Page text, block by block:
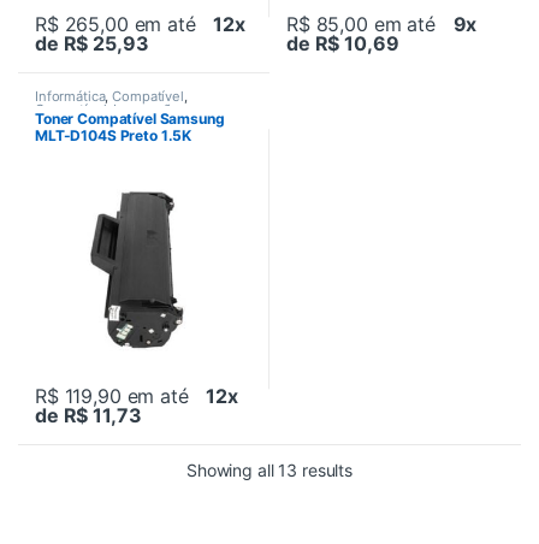
R$ 265,00 em até12x
de R$ 25,93
R$ 85,00 em até 9x
de R$ 10,69
Informática,Compatível,
Compatível Impressão
Impressão,Impressoras,
Impressoras, Laser, Suprimentos
Toner Compatível Samsung
MLT-D104S Preto 1.5K
R$ 119,90 em até12x
de R$ 11,73
Showing all 13 results